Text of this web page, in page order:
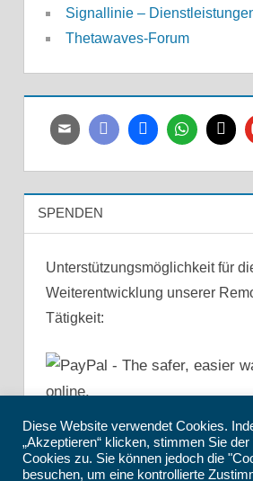
Signallinie –
Thetawaves-Forum
SPENDEN
Unterstützungsmöglichkeit für
Weiterentwicklung unserer
Tätigkeit:
Diese Website verwendet Cookies.
„Akzeptieren“ klicken, stimmen Sie
Cookies zu. Sie können jedoch die
besuchen, um eine kontrollierte